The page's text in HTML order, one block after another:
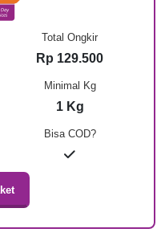
Bisa COD?
Total Ongkir
Rp 129.500
Minimal Kg
1 Kg